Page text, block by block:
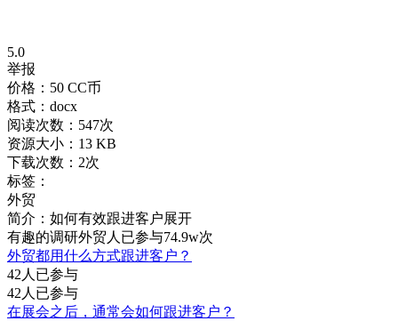
5.0
举报
价格：50 CC币
格式：docx
阅读次数：547次
资源大小：13 KB
下载次数：2次
标签：
外贸
简介：如何有效跟进客户展开
有趣的调研外贸人已参与74.9w次
外贸都用什么方式跟进客户？
42人已参与
42人已参与
在展会之后，通常会如何跟进客户？